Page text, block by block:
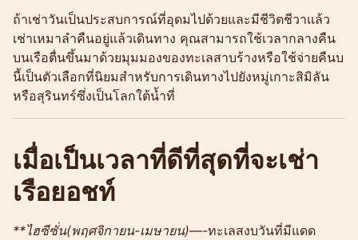
ถ้าเช่าวันเป็นประสบการณ์ที่อุดมไปด้วยและมีชีวิตชีวาแล้ว
เช่าเหมาลำคืนอยู่แล้วเดินทาง คุณสามารถใช้เวลากลางคืน
บนเรือตื่นขึ้นมาด้วยมุมมองของทะเลสาบร้างหรือใช้จ่ายคืนบ
นี้เป็นตัวเลือกที่นิยมสำหรับการเดินทางไปยังหมู่เกาะสิมิลัน
หรือสุรินทร์ซึ่งเป็นโลกใต้น้ำที่
เมื่อเป็นเวลาที่ดีที่สุดที่จะเช่า
เรือยอชท์
**ไฮซีซั่น(พฤศจิกายน-เมษายน)—-ทะเลสงบวันที่มีแดด